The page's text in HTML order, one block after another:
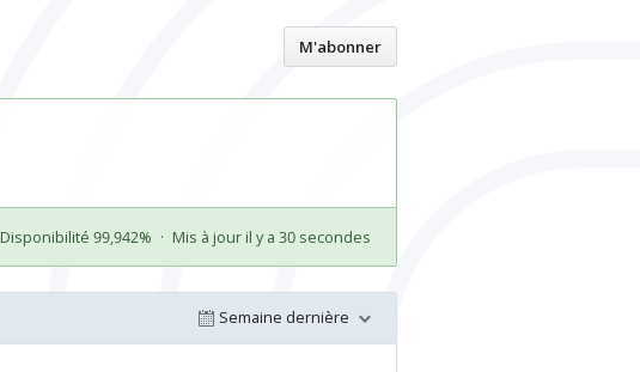
M'abonner
Disponibilité 99,942% · Mis à jour il y a 30 secondes
Semaine dernière